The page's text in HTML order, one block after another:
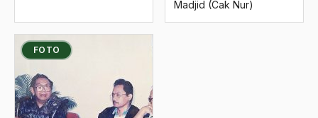
Madjid (Cak Nur)
FOTO
1985
1984
1983